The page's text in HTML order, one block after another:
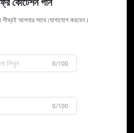
কোটেশন পান
শীঘ্রই আপনার সাথে যোগাযোগ করবেন।
0/100
0/100